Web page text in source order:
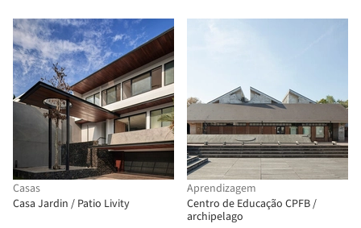
Casas
Casa Jardin / Patio Livity
Aprendizagem
Centro de Educação CPFB /
archipelago